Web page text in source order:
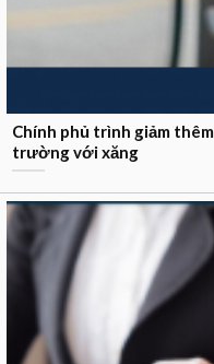
Chính phủ trình giảm
trường với xăng